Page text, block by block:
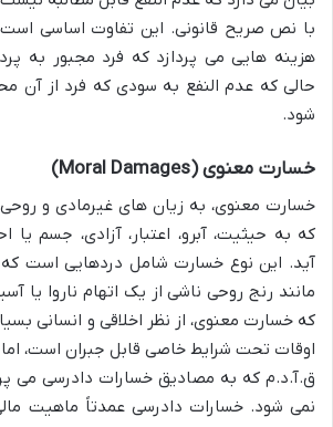
با نص صریح قانونی. این تفاوت اساسی
هزینه هایی می پردازد که فرد مجبور به
حالی که عدم النفع به سودی که فرد از آن
شود.
خسارت معنوی (Moral Damages)
خسارت معنوی، به زیان های غیرمادی و
که به حیثیت، آبرو، اعتبار، آزادی، جسم
آید. این نوع خسارت شامل دردهایی است
مانند رنج روحی ناشی از یک اتهام ناروا یا
که خسارت معنوی، از نظر اخلاقی و انسانی
ق.آ.د.م که به مصادیق خسارات دادرسی می
نمی شود. خسارات دادرسی عمدتاً ماهیت